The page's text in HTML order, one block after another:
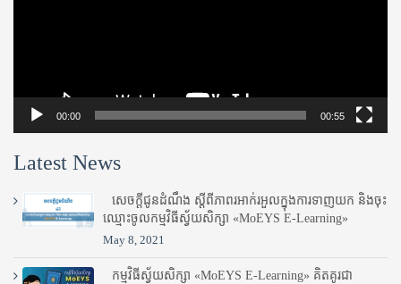
00:00 00:55
Latest News
សេចក្តីជូនដំណឹង ស្តី​ពីភាព​រអាក់រអួល​ក្នុងការ​ទាញ​យក និង​ចុះ​
ឈ្មោះ​ចូល​កម្មវិធី​ស្វ័យសិក្សា «MoEYS E-Learning»
May 8, 2021
កម្មវិធីស្វ័យសិក្សា «MoEYS E-Learning» គិតគូរជា